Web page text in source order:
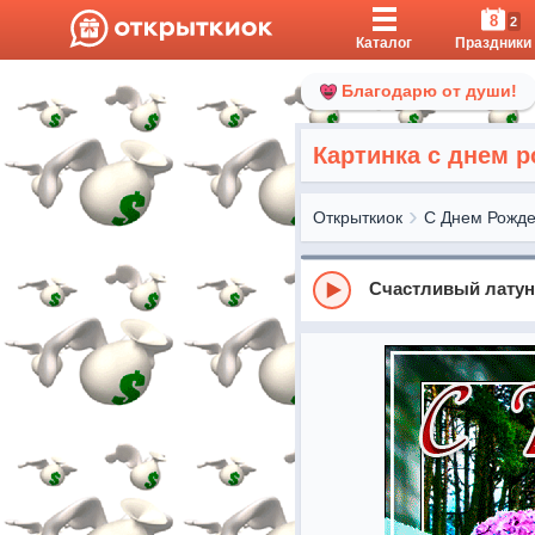
Каталог
8 2
Праздники
Благодарю от души!
Картинка с днем
Открыткиок С Днем
Счастливый